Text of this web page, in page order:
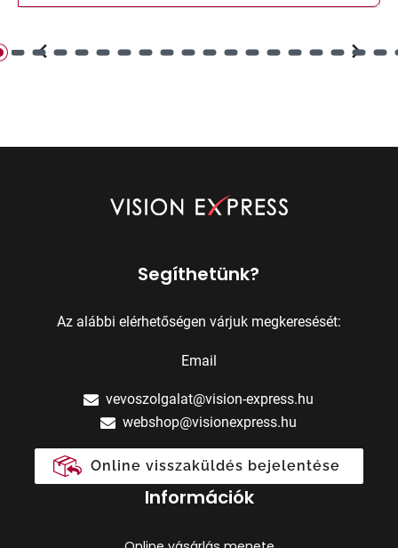
Segíthetünk?
Az alábbi elérhetőségen várjuk megkeresését:
Email
vevoszolgalat@vision-express.hu
webshop@visionexpress.hu
Online visszaküldés bejelentése
Információk